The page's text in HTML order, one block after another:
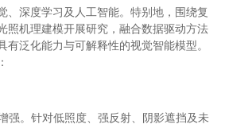
、深度学习及人工智能。特别地，围绕复
照机理建模开展研究，融合数据驱动方法
有泛化能力与可解释性的视觉智能模型。
强。针对低照度、强反射、阴影遮挡及未